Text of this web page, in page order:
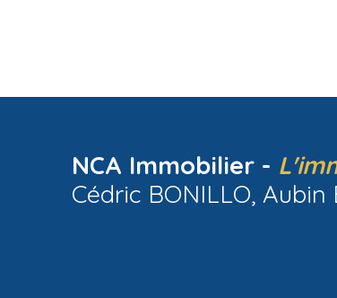
NCA Immobilier -
Cédric BONILLO,